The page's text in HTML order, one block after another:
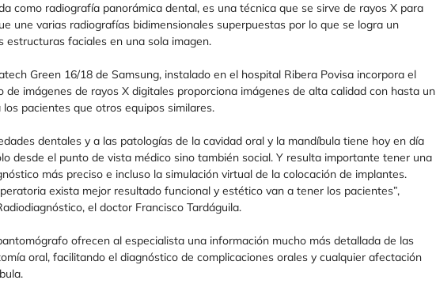
como radiografía panorámica dental, es una técnica que se sirve de rayos X para
une varias radiografías bidimensionales superpuestas por lo que se logra un
estructuras faciales en una sola imagen.
Green 16/18 de Samsung, instalado en el hospital Ribera Povisa incorpora el
de imágenes de rayos X digitales proporciona imágenes de alta calidad con hasta un
pacientes que otros equipos similares.
dentales y a las patologías de la cavidad oral y la mandíbula tiene hoy en día
desde el punto de vista médico sino también social. Y resulta importante tener una
más preciso e incluso la simulación virtual de la colocación de implantes.
exista mejor resultado funcional y estético van a tener los pacientes”,
el doctor Francisco Tardáguila.
ofrecen al especialista una información mucho más detallada de las
oral, facilitando el diagnóstico de complicaciones orales y cualquier afectación